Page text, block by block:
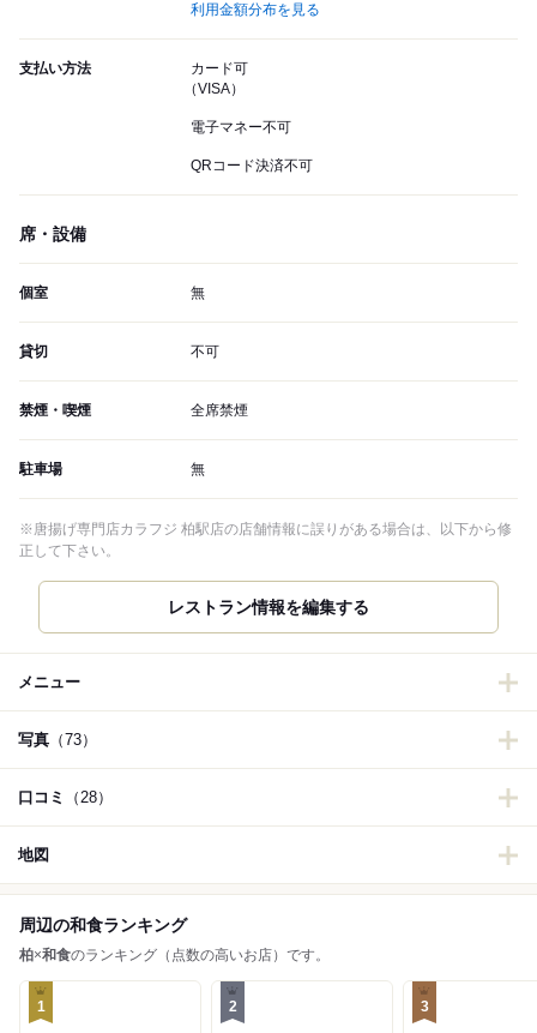
利用金額分布を見る
支払い方法
カード可
（VISA）
電子マネー不可
QRコード決済不可
席・設備
個室 無
貸切 不可
禁煙・喫煙 全席禁煙
駐車場 無
※唐揚げ専門店カラフジ 柏駅店の店舗情報に誤りがある場合は、以下から修
正して下さい。
レストラン情報を編集する
メニュー
写真 （73）
口コミ （28）
地図
周辺の和食ランキング
柏×和食のランキング（点数の高いお店）です。
1 2 3